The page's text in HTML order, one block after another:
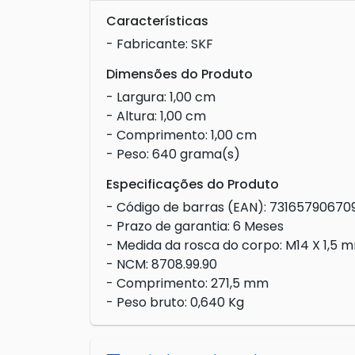
Características
- Fabricante: SKF
Dimensões do Produto
- Largura: 1,00 cm
- Altura: 1,00 cm
- Comprimento: 1,00 cm
- Peso: 640 grama(s)
Especificações do Produto
- Código de barras (EAN):
- Prazo de garantia: 6 Meses
- Medida da rosca do corpo: M14 X 1,5
- NCM: 8708.99.90
- Comprimento: 271,5 mm
- Peso bruto: 0,640 Kg